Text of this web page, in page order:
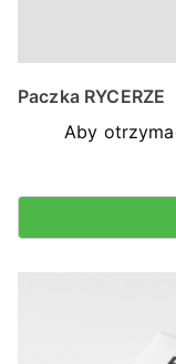
Paczka RYCERZE
Aby